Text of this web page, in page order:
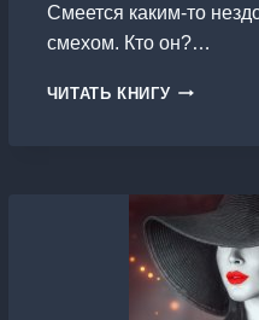
Смеется каким-то
смехом. Кто он?…
ЧИТАТЬ КНИГУ СРЕДИ